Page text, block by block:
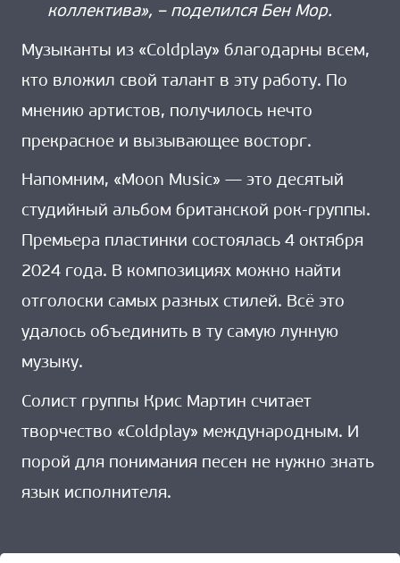
коллектива», – поделился Бен Мор.
Музыканты из «Coldplay» благодарны всем,
кто вложил свой талант в эту работу. По
мнению артистов, получилось нечто
прекрасное и вызывающее восторг.
Напомним, «Moon Music» — это десятый
студийный альбом британской рок-группы.
Премьера пластинки состоялась 4 октября
2024 года. В композициях можно найти
отголоски самых разных стилей. Всё это
удалось объединить в ту самую лунную
музыку.
Солист группы Крис Мартин считает
творчество «Coldplay» международным. И
порой для понимания песен не нужно знать
язык исполнителя.